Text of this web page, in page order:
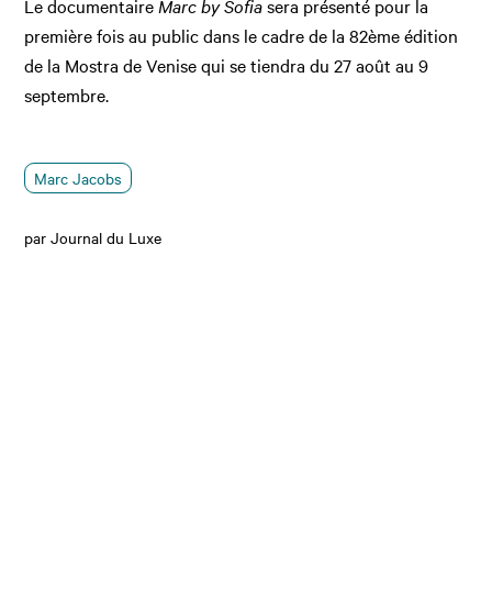
Le documentaire Marc by Sofiasera présenté pour la
première fois au public dans le cadre de la 82ème édition
de la Mostra de Venise qui se tiendra du 27 août au 9
septembre.
Marc Jacobs
par Journal du Luxe